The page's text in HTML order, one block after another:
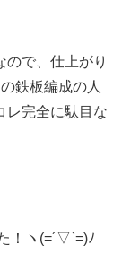
ので、仕上がり
鉄板編成の人
レ完全に駄目な
！ヽ(=´▽`=)ﾉ